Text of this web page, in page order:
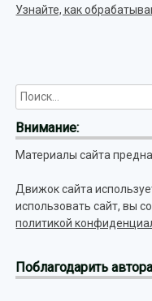
Узнайте, как
Внимание:
Материалы сайта
Движок сайта
использовать сайт, вы
политикой
Поблагодарить